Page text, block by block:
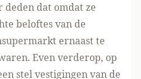
deden dat omdat ze
beloftes van de
ernaast te
Even verderop, op
stel vestigingen van de